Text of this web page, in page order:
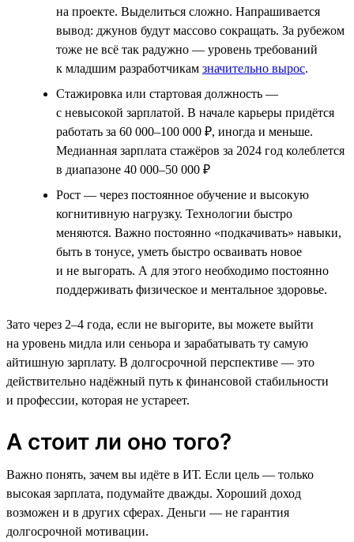
на проекте. Выделиться сложно. Напрашивается
вывод: джунов будут массово сокращать. За рубежом
тоже не всё так радужно — уровень требований
к младшим разработчикам значительно вырос.
Стажировка или стартовая должность —
с невысокой зарплатой. В начале карьеры придётся
работать за 60 000–100 000 ₽, иногда и меньше.
Медианная зарплата стажёров за 2024 год колеблется
в диапазоне 40 000–50 000 ₽
Рост — через постоянное обучение и высокую
когнитивную нагрузку. Технологии быстро
меняются. Важно постоянно «подкачивать» навыки,
быть в тонусе, уметь быстро осваивать новое
и не выгорать. А для этого необходимо постоянно
поддерживать физическое и ментальное здоровье.
Зато через 2–4 года, если не выгорите, вы можете выйти
на уровень мидла или сеньора и зарабатывать ту самую
айтишную зарплату. В долгосрочной перспективе — это
действительно надёжный путь к финансовой стабильности
и профессии, которая не устареет.
А стоит ли оно того?
Важно понять, зачем вы идёте в ИТ. Если цель — только
высокая зарплата, подумайте дважды. Хороший доход
возможен и в других сферах. Деньги — не гарантия
долгосрочной мотивации.